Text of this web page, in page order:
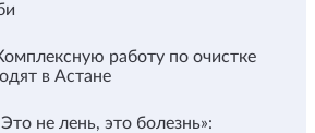
работу по очистке
в Астане
не лень, это болезнь»: